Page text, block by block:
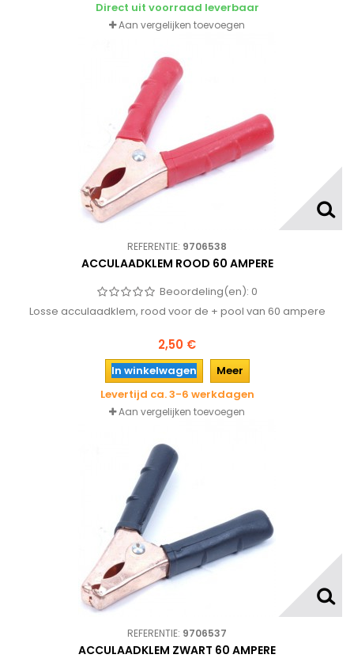
Direct uit voorraad leverbaar
Aan vergelijken toevoegen
REFERENTIE: 9706538
ACCULAADKLEM ROOD 60 AMPERE
Beoordeling(en): 0
Losse acculaadklem, rood voor de + pool van 60 ampere
2,50 €
In winkelwagen
Meer
Levertijd ca. 3-6 werkdagen
Aan vergelijken toevoegen
REFERENTIE: 9706537
ACCULAADKLEM ZWART 60 AMPERE